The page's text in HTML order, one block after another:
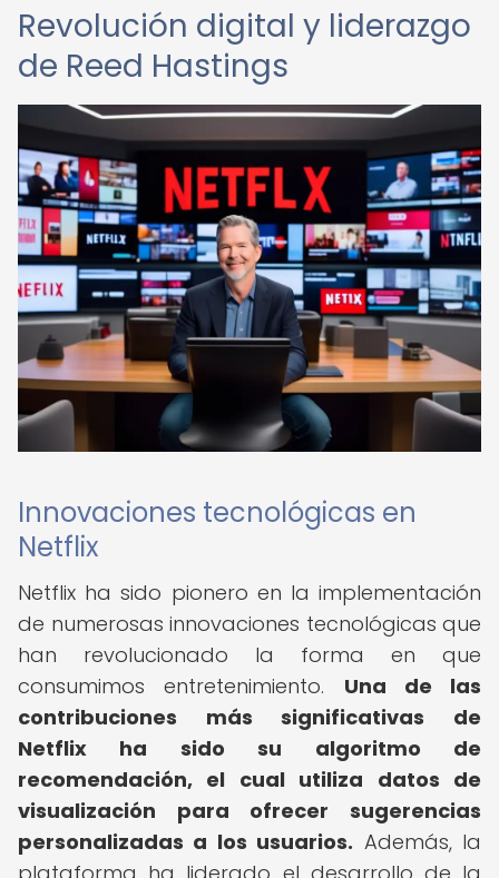
Revolución digital y liderazgo
de Reed Hastings
Innovaciones tecnológicas en
Netflix
Netflix ha sido pionero en la implementación
de numerosas innovaciones tecnológicas que
han revolucionado la forma en que
consumimos entretenimiento. Una de las
contribuciones más significativas de
Netflix ha sido su algoritmo de
recomendación, el cual utiliza datos de
visualización para ofrecer sugerencias
personalizadas a los usuarios. Además, la